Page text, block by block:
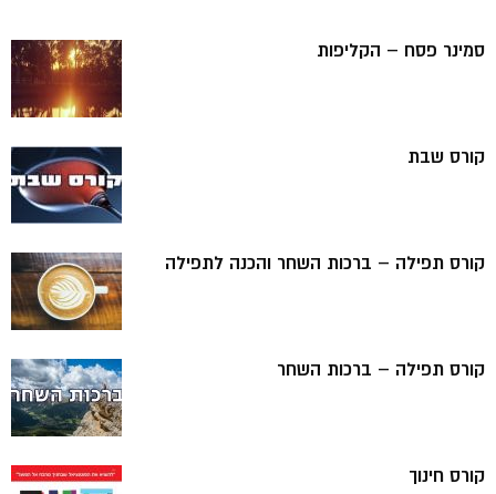
סמינר פסח – הקליפות
קורס שבת
קורס תפילה – ברכות השחר והכנה לתפילה
קורס תפילה – ברכות השחר
קורס חינוך